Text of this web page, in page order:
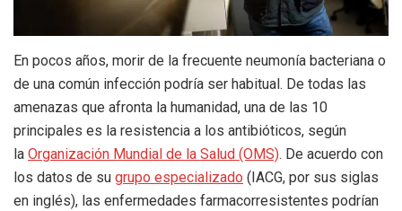
En pocos años, morir de la frecuente neumonía bacteriana o
de una común infección podría ser habitual. De todas las
amenazas que afronta la humanidad, una de las 10
principales es la resistencia a los antibióticos, según
la Organización Mundial de la Salud (OMS). De acuerdo con
los datos de su grupo especializado (IACG, por sus siglas
en inglés), las enfermedades farmacorresistentes podrían